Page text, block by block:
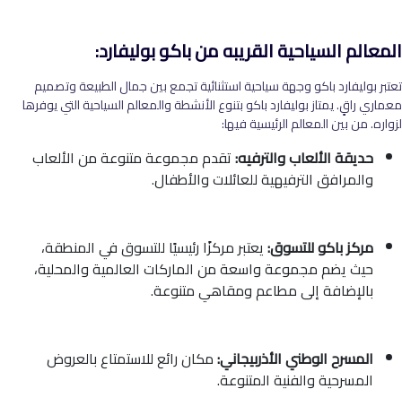
المعالم السياحية القريبه من باكو بوليفارد:
تعتبر بوليفارد باكو وجهة سياحية استثنائية تجمع بين جمال الطبيعة وتصميم
معماري راقٍ. يمتاز بوليفارد باكو بتنوع الأنشطة والمعالم السياحية التي يوفرها
لزواره. من بين المعالم الرئيسية فيها:
حديقة الألعاب والترفيه:تقدم مجموعة متنوعة من الألعاب
والمرافق الترفيهية للعائلات والأطفال.
مركز باكو للتسوق:يعتبر مركزًا رئيسيًا للتسوق في المنطقة،
حيث يضم مجموعة واسعة من الماركات العالمية والمحلية،
بالإضافة إلى مطاعم ومقاهي متنوعة.
المسرح الوطني الأذربيجاني:مكان رائع للاستمتاع بالعروض
المسرحية والفنية المتنوعة.